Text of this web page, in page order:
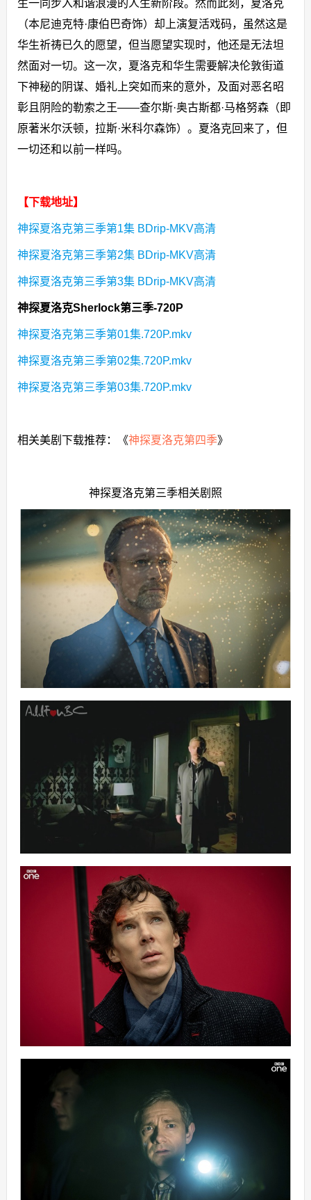
生一同步入和谐浪漫的人生新阶段。然而此刻，夏洛克
（本尼迪克特·康伯巴奇饰）却上演复活戏码，虽然这是
华生祈祷已久的愿望，但当愿望实现时，他还是无法坦
然面对一切。这一次，夏洛克和华生需要解决伦敦街道
下神秘的阴谋、婚礼上突如而来的意外，及面对恶名昭
彰且阴险的勒索之王——查尔斯·奥古斯都·马格努森（即
原著米尔沃顿，拉斯·米科尔森饰）。夏洛克回来了，但
一切还和以前一样吗。
【下载地址】
神探夏洛克第三季第1集 BDrip-MKV高清
神探夏洛克第三季第2集 BDrip-MKV高清
神探夏洛克第三季第3集 BDrip-MKV高清
神探夏洛克Sherlock第三季-720P
神探夏洛克第三季第01集.720P.mkv
神探夏洛克第三季第02集.720P.mkv
神探夏洛克第三季第03集.720P.mkv
相关美剧下载推荐：《神探夏洛克第四季》
神探夏洛克第三季相关剧照